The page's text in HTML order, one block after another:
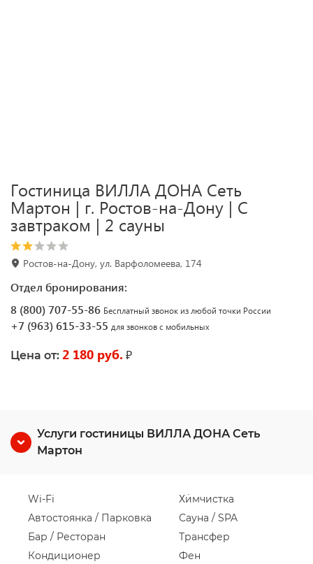
Гостиница ВИЛЛА ДОНА Сеть
Мартон | г. Ростов-на-Дону | С
завтраком | 2 сауны
Ростов-на-Дону, ул. Варфоломеева, 174
Отдел бронирования:
8 (800) 707-55-86 Бесплатный звонок из любой точки России
+7 (963) 615-33-55 для звонков с мобильных
Цена от: 2 180 руб. ₽
Услуги гостиницы ВИЛЛА ДОНА Сеть
Мартон
Wi-Fi
Автостоянка / Парковка
Бар / Ресторан
Кондиционер
Химчистка
Сауна / SPA
Трансфер
Фен